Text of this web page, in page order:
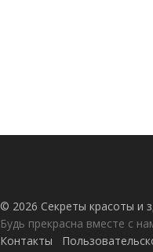
© 2026 Секреты красоты и
Будь прекрасна вместе с
Контакты